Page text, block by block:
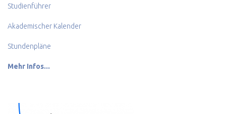
Studienführer
Akademischer Kalender
Stundenpläne
Mehr Infos...